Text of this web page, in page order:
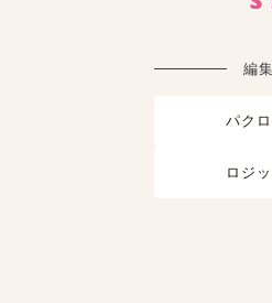
編
パク
ロジ